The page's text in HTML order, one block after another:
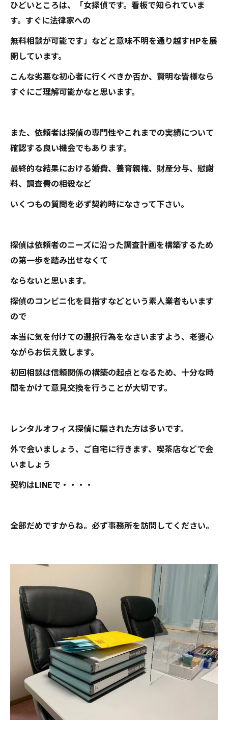
ひどいところは、「女探偵です。看板で知られていま
す。すぐに法律家への
無料相談が可能です」などと意味不明を通り越すHPを展
開しています。
こんな劣悪な初心者に行くべきか否か、賢明な皆様なら
すぐにご理解可能かなと思います。
また、依頼者は探偵の専門性やこれまでの実績について
確認する良い機会でもあります。
最終的な結果における婚費、養育親権、財産分与、慰謝
料、調査費の相殺など
いくつもの質問を必ず契約時になさって下さい。
探偵は依頼者のニーズに沿った調査計画を構築するため
の第一歩を踏み出せなくて
ならないと思います。
探偵のコンビニ化を目指すなどという素人業者もいます
ので
本当に気を付けての選択行為をなさいますよう、老婆心
ながらお伝え致します。
初回相談は信頼関係の構築の起点となるため、十分な時
間をかけて意見交換を行うことが大切です。
レンタルオフィス探偵に騙された方は多いです。
外で会いましょう、ご自宅に行きます、喫茶店などで会
いましょう
契約はLINEで・・・・
全部だめですからね。必ず事務所を訪問してください。